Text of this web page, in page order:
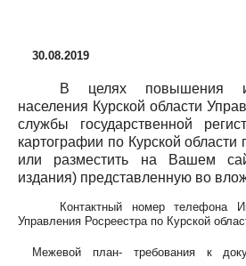
30.08.2019
В целях повышения
населения Курской области
службы государственной
картографии по Курской области
или разместить на Вашем
издания) представленную во
Контактный номер телефона
Управления Росреестра по Курской
Межевой план- требования к